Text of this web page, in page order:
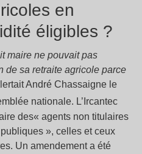
en
éligibles ?
maire ne pouvait pas
de sa retraite agricole parce
André Chassaigne le
nationale. L’Ircantec
des« agents non titulaires
», celles et ceux
Un amendement a été